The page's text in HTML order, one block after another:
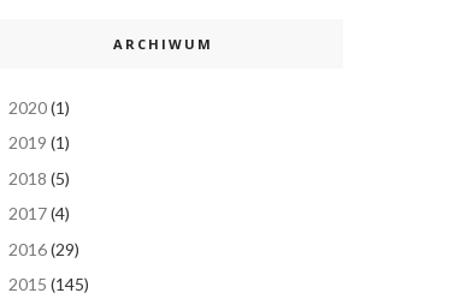
ARCHIWUM
2020(1)
2019 (1)
2018 (5)
2017(4)
2016(29)
2015 (145)